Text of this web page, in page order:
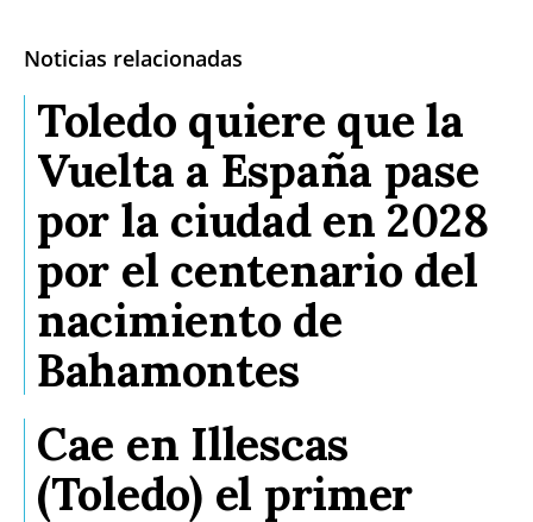
Noticias relacionadas
Toledo quiere que la
Vuelta a España pase
por la ciudad en 2028
por el centenario del
nacimiento de
Bahamontes
Cae en Illescas
(Toledo) el primer